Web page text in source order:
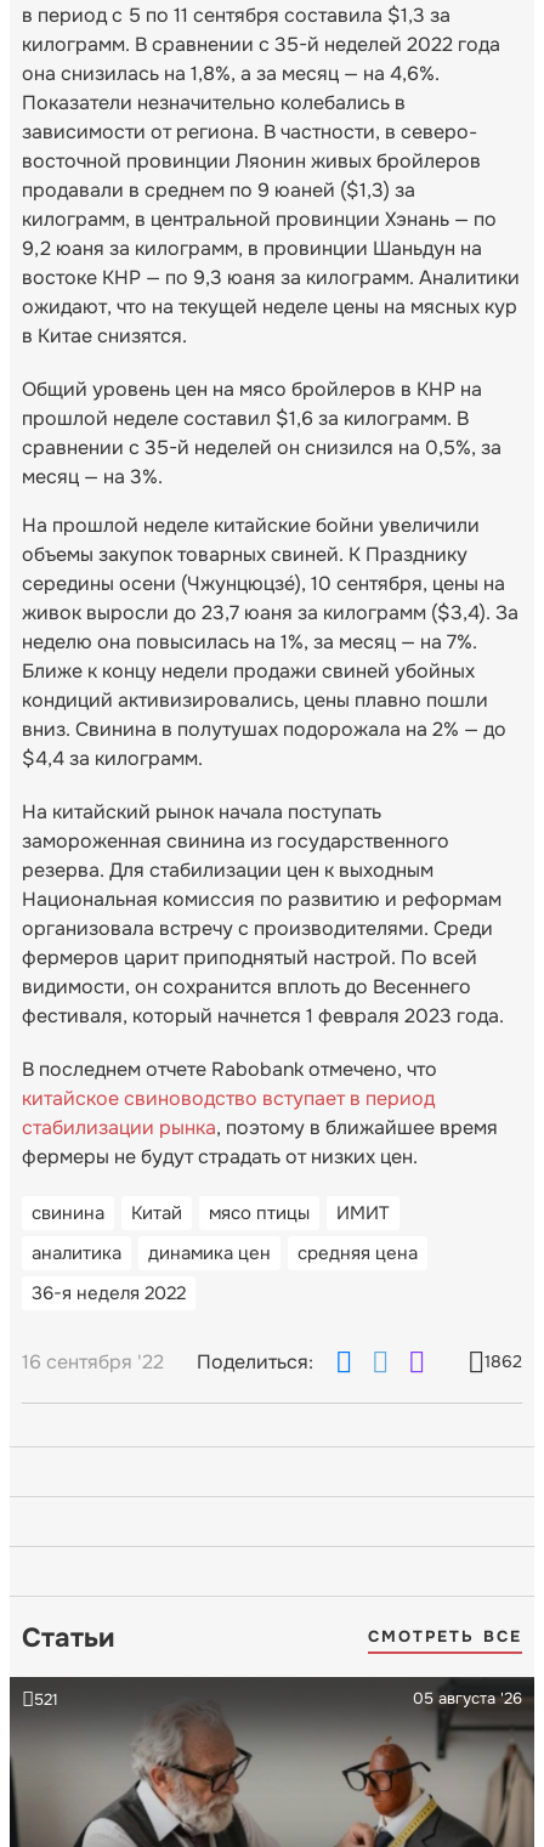
в период с 5 по 11 сентября составила $1,3 за
килограмм. В сравнении с 35-й неделей 2022 года
она снизилась на 1,8%, а за месяц — на 4,6%.
Показатели незначительно колебались в
зависимости от региона. В частности, в северо-
восточной провинции Ляонин живых бройлеров
продавали в среднем по 9 юаней ($1,3) за
килограмм, в центральной провинции Хэнань — по
9,2 юаня за килограмм, в провинции Шаньдун на
востоке КНР — по 9,3 юаня за килограмм. Аналитики
ожидают, что на текущей неделе цены на мясных кур
в Китае снизятся.
Общий уровень цен на мясо бройлеров в КНР на
прошлой неделе составил $1,6 за килограмм. В
сравнении с 35-й неделей он снизился на 0,5%, за
месяц — на 3%.
На прошлой неделе китайские бойни увеличили
объемы закупок товарных свиней. К Празднику
середины осени (Чжунцюцзе́), 10 сентября, цены на
живок выросли до 23,7 юаня за килограмм ($3,4). За
неделю она повысилась на 1%, за месяц — на 7%.
Ближе к концу недели продажи свиней убойных
кондиций активизировались, цены плавно пошли
вниз. Свинина в полутушах подорожала на 2% — до
$4,4 за килограмм.
На китайский рынок начала поступать
замороженная свинина из государственного
резерва. Для стабилизации цен к выходным
Национальная комиссия по развитию и реформам
организовала встречу с производителями. Среди
фермеров царит приподнятый настрой. По всей
видимости, он сохранится вплоть до Весеннего
фестиваля, который начнется 1 февраля 2023 года.
В последнем отчете Rabobank отмечено, что
китайское свиноводство вступает в период
стабилизации рынка, поэтому в ближайшее время
фермеры не будут страдать от низких цен.
свинина Китай мясо птицы
ИМИТ
аналитика
динамика цен
средняя цена
36-я неделя 2022
16 сентября '22 Поделиться: 1862
Статьи СМОТРЕТЬ ВСЕ
05 августа '26
521